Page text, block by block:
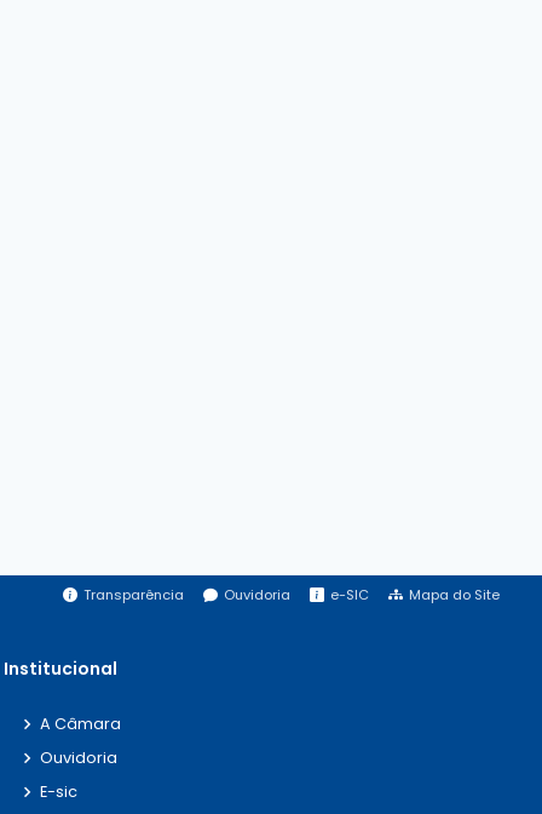
Proteção de dados pessoais É o
pessoais sejam tratados de forma
evitando uso indevido, vazamentos ou
tratamento irregular das informações.
Transparência Ouvidoria e-SIC Mapa do Site
Institucional
A Câmara
Ouvidoria
E-sic